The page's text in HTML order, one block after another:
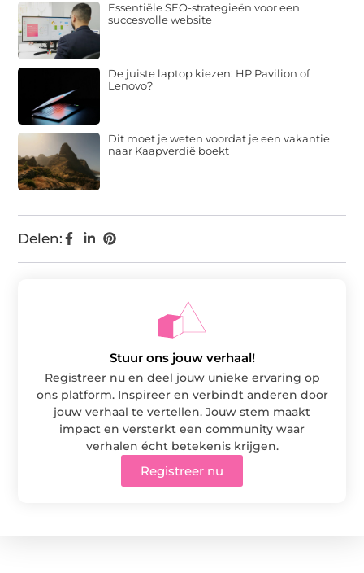
Delen:
Essentiële SEO-strategieën voor een
succesvolle website
De juiste laptop kiezen: HP Pavilion of
Lenovo?
Dit moet je weten voordat je een vakantie
naar Kaapverdië boekt
Stuur ons jouw verhaal!
Registreer nu en deel jouw unieke ervaring op
ons platform. Inspireer en verbindt anderen door
jouw verhaal te vertellen. Jouw stem maakt
impact en versterkt een community waar
verhalen écht betekenis krijgen.
Registreer nu